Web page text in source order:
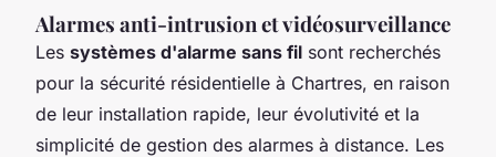
Alarmes anti-intrusion et vidéosurveillance
Les systèmes d'alarme sans fil sont recherchés
pour la sécurité résidentielle à Chartres, en raison
de leur installation rapide, leur évolutivité et la
simplicité de gestion des alarmes à distance. Les